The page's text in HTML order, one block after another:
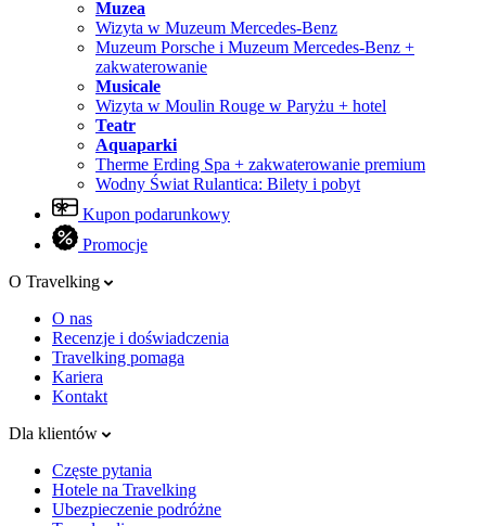
Muzea
Wizyta w Muzeum Mercedes-Benz
Muzeum Porsche i Muzeum Mercedes-Benz +
zakwaterowanie
Musicale
Wizyta w Moulin Rouge w Paryżu + hotel
Teatr
Aquaparki
Therme Erding Spa + zakwaterowanie premium
Wodny Świat Rulantica: Bilety i pobyt
Kupon podarunkowy
Promocje
O Travelking
O nas
Recenzje i doświadczenia
Travelking pomaga
Kariera
Kontakt
Dla klientów
Częste pytania
Hotele na Travelking
Ubezpieczenie podróżne